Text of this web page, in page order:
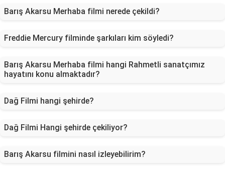
Barış Akarsu Merhaba filmi nerede çekildi?
Freddie Mercury filminde şarkıları kim söyledi?
Barış Akarsu Merhaba filmi hangi Rahmetli sanatçımız
hayatını konu almaktadır?
Dağ Filmi hangi şehirde?
Dağ Filmi Hangi şehirde çekiliyor?
Barış Akarsu filmini nasıl izleyebilirim?